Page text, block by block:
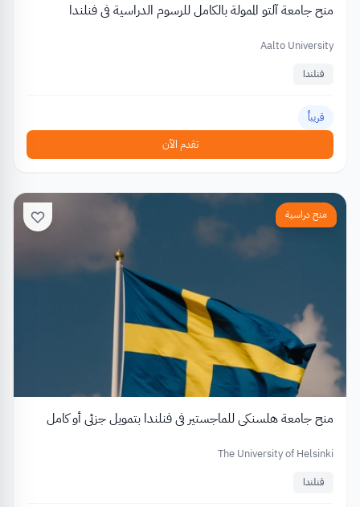
منح جامعة آلتو الممولة بالكامل للرسوم الدراسية في فنلندا
Aalto University
فنلندا
قريباً
تقدم الآن
منح دراسية
منح جامعة هلسنكي للماجستير في فنلندا بتمويل جزئي أو كامل
The University of Helsinki
فنلندا